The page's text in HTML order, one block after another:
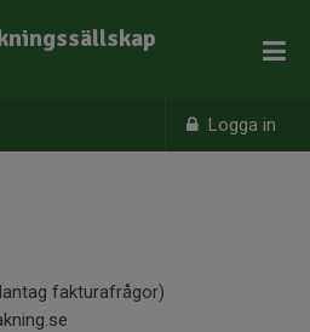
Logga in
fakturafrågor)